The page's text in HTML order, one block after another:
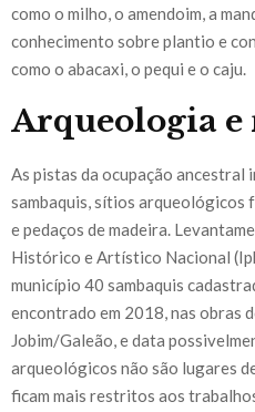
como o milho, o amendoim, a
conhecimento sobre plantio e
como o abacaxi, o pequi e o caju.
Arqueologia e
As pistas da ocupação
sambaquis, sítios arqueológicos
e pedaços de madeira.
Histórico e Artístico Nacional
município 40 sambaquis
encontrado em 2018, nas obras
Jobim/Galeão, e data
arqueológicos não são lugares
ficam mais restritos aos